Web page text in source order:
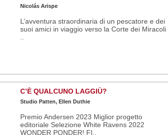
Nicolás Arispe
L’avventura straordinaria di un pescatore e dei
suoi amici in viaggio verso la Corte dei Miracoli
C’È QUALCUNO LAGGIÙ?
Studio Patten, Ellen Duthie
Premio Andersen 2023 Miglior progetto
editoriale Selezione White Ravens 2022
WONDER PONDER! FI..